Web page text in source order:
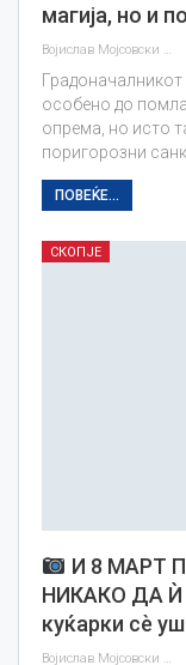
магија, но и
Војислав Мојсовски
Градоначалникот
особено до
опрема, но исто
поригорозни
ПОВЕЌЕ...
СКОПЈЕ
И 8 МАРТ
НИКАКО ДА Ѝ
куќарки сѐ
Војислав Мојсовски